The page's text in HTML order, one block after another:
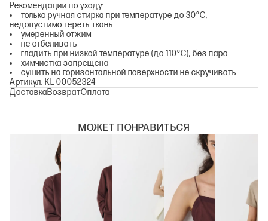
Рекомендации по уходу:
только ручная стирка при температуре до 30°C,
недопустимо тереть ткань
умеренный отжим
не отбеливать
гладить при низкой температуре (до 110°C), без пара
химчистка запрещена
сушить на горизонтальной поверхности не скручивать
Артикул: KL-00052324
ДоставкаВозвратОплата
МОЖЕТ ПОНРАВИТЬСЯ